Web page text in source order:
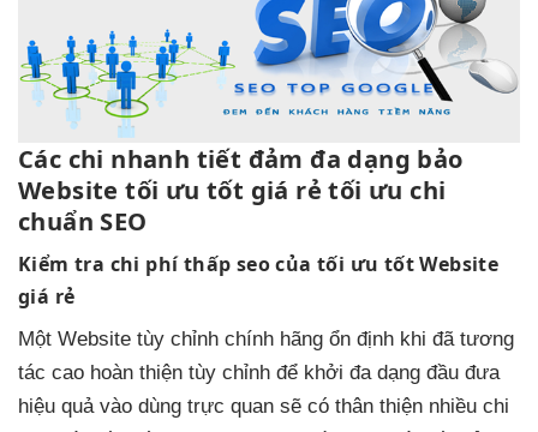
Các chi nhanh tiết đảm đa dạng bảo
Websitetối ưu tốt giá rẻtối ưu chi
chuẩn SEO
Kiểm tra chi phí thấp seo củatối ưu tốtWebsite
giá rẻ
Một Website tùy chỉnh chính hãng ổn định khi đã tương
tác cao hoàn thiện tùy chỉnh để khởi đa dạng đầu đưa
hiệu quảvào dùng trực quan sẽ có thân thiện nhiều chi